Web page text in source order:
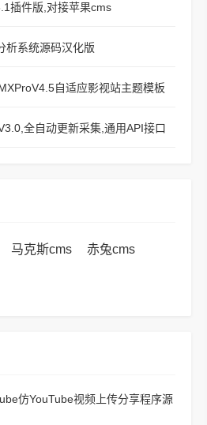
插件版,对接苹果cms
析系统源码汉化版
自适应影视站主题模板
全自动更新采集,通用API接口
马克斯cms 赤兔cms
仿YouTube视频上传分享程序源